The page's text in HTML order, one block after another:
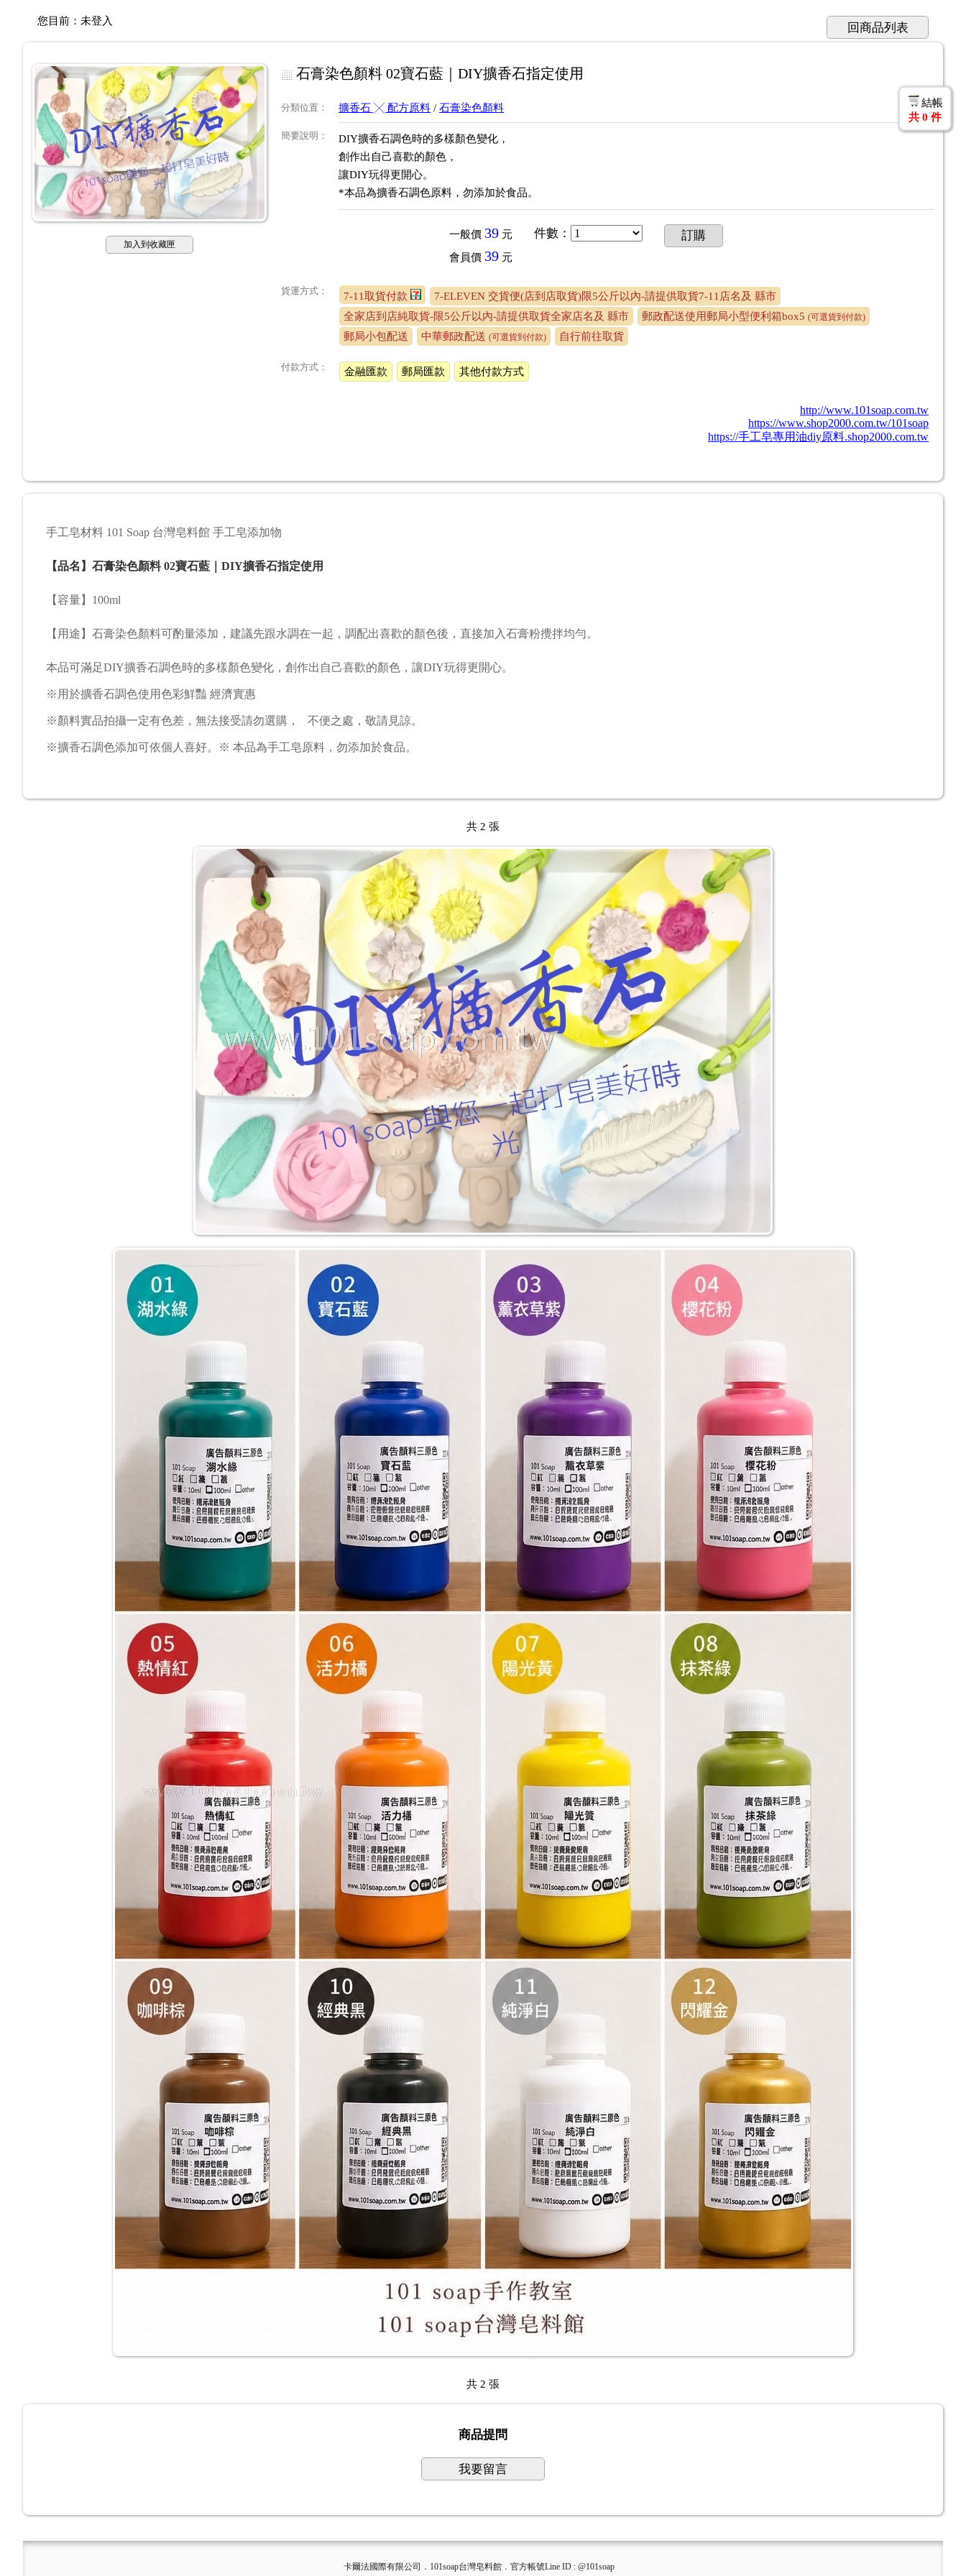
您目前： 未登入 回商品列表
加入到收藏匣
石膏染色顏料 02寶石藍｜DIY擴香石指定使用
分類位置 ： 擴香石 ╳ 配方原料 / 石膏染色顏料
簡要說明 ：
DIY擴香石調色時的多樣顏色變化，
創作出自己喜歡的顏色，
讓DIY玩得更開心。
*本品為擴香石調色原料，勿添加於食品。
一般價 39元
會員價 39元
件數 ： 訂購
貨運方式： 7-11取貨付款
7-ELEVEN 交貨便(店到店取貨)限5公斤以內-請提供取貨7-11店名及 縣市
全家店到店純取貨-限5公斤以內-請提供取貨全家店名及 縣市
郵政配送使用郵局小型便利箱box5 (可選貨到付款)
郵局小包配送 中華郵政配送 (可選貨到付款) 自行前往取貨
付款方式： 金融匯款 郵局匯款 其他付款方式
http://www.101soap.com.tw
https://www.shop2000.com.tw/101soap
https://手工皂專用油diy原料.shop2000.com.tw
結帳
共 0 件
手工皂材料 101 Soap 台灣皂料館 手工皂添加物
【品名】石膏染色顏料 02寶石藍｜DIY擴香石指定使用
【容量】100ml
【用途】 石膏染色顏料可酌量添加，建議先跟水調在一起，調配出喜歡的顏色後，直接加入石膏粉攪拌均勻。
本品可滿足DIY擴香石調色時的多樣顏色變化，創作出自己喜歡的顏色，讓DIY玩得更開心。
※用於擴香石調色使用色彩鮮豔 經濟實惠
※顏料實品拍攝一定有色差，無法接受請勿選購， 不便之處，敬請見諒。
※擴香石調色添加可依個人喜好。※ 本品為手工皂原料，勿添加於食品。
共 2 張
共 2 張
商品提問
我要留言
卡爾法國際有限公司．101soap台灣皂料館．官方帳號Line ID : @101soap